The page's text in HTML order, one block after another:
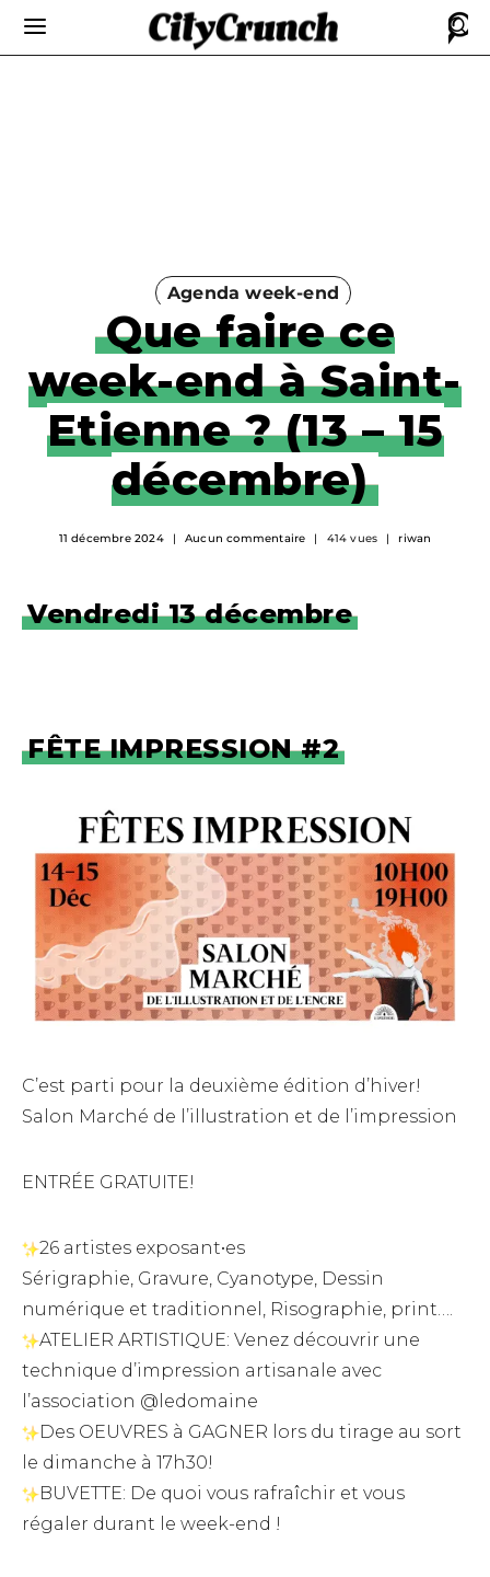
Agenda week-end
Que faire ce
week-end à Saint-
Etienne ? (13 – 15
décembre)
11 décembre 2024 Aucun commentaire 414 vues riwan
Vendredi 13 décembre
FÊTE IMPRESSION #2
C’est parti pour la deuxième édition d’hiver!
Salon Marché de l’illustration et de l’impression
ENTRÉE GRATUITE!
26 artistes exposant•es
Sérigraphie, Gravure, Cyanotype, Dessin
numérique et traditionnel, Risographie, print….
ATELIER ARTISTIQUE: Venez découvrir une
technique d’impression artisanale avec
l’association @ledomaine
Des OEUVRES à GAGNER lors du tirage au sort
le dimanche à 17h30!
BUVETTE: De quoi vous rafraîchir et vous
régaler durant le week-end !